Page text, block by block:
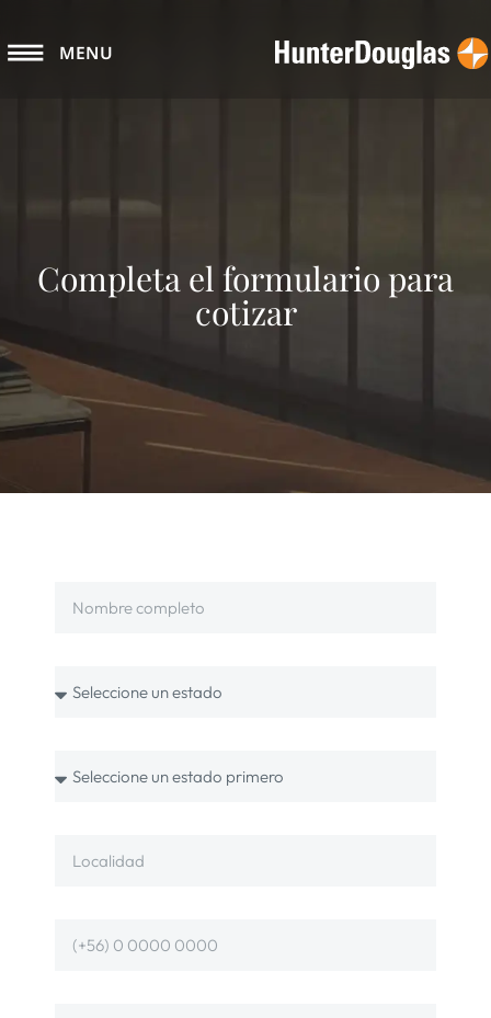
MENU
Completa el formulario para
cotizar